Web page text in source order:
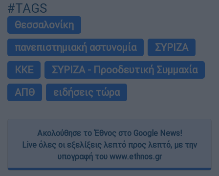
#TAGS
Θεσσαλονίκη
πανεπιστημιακή αστυνομία
ΣΥΡΙΖΑ
ΚΚΕ
ΣΥΡΙΖΑ - Προοδευτική Συμμαχία
ΑΠΘ
ειδήσεις τώρα
Ακολούθησε το Έθνος στο Google News!
Live όλες οι εξελίξεις λεπτό προς λεπτό, με την
υπογραφή του www.ethnos.gr